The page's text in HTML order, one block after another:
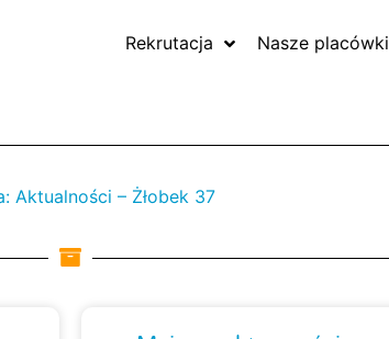
Rekrutacja Nasze placówki
Aktualności – Żłobek 37